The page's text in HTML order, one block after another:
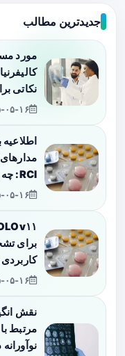
جدیدترین مطالب
مورد
نکاتی
۱۴۰۵-
RCI: چه باید دانست؟
۱۴۰۵-
برای
۱۴۰۵-
نقش
مرتبط